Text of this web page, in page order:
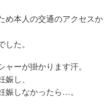
め本人の交通のアクセスか
した。
ャーが掛かります汗。
娠し、
娠しなかったら…。